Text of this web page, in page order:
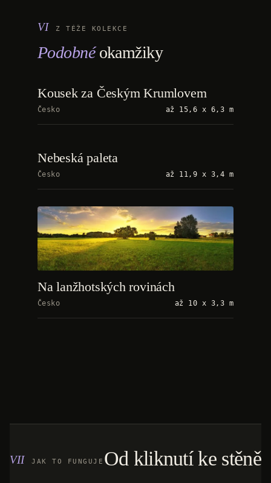
Z TÉŽE KOLEKCE
Podobnéokamžiky
Kousek za Českým Krumlovem
Česko až 15,6 x 6,3 m
Nebeská paleta
Česko až 11,9 x 3,4 m
Na lanžhotských rovinách
Česko až 10 x 3,3 m
JAK TO FUNGUJE Od kliknutí ke stěně